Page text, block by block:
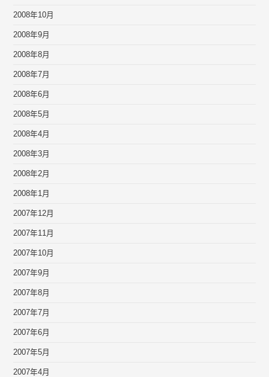
2008年10月
2008年9月
2008年8月
2008年7月
2008年6月
2008年5月
2008年4月
2008年3月
2008年2月
2008年1月
2007年12月
2007年11月
2007年10月
2007年9月
2007年8月
2007年7月
2007年6月
2007年5月
2007年4月